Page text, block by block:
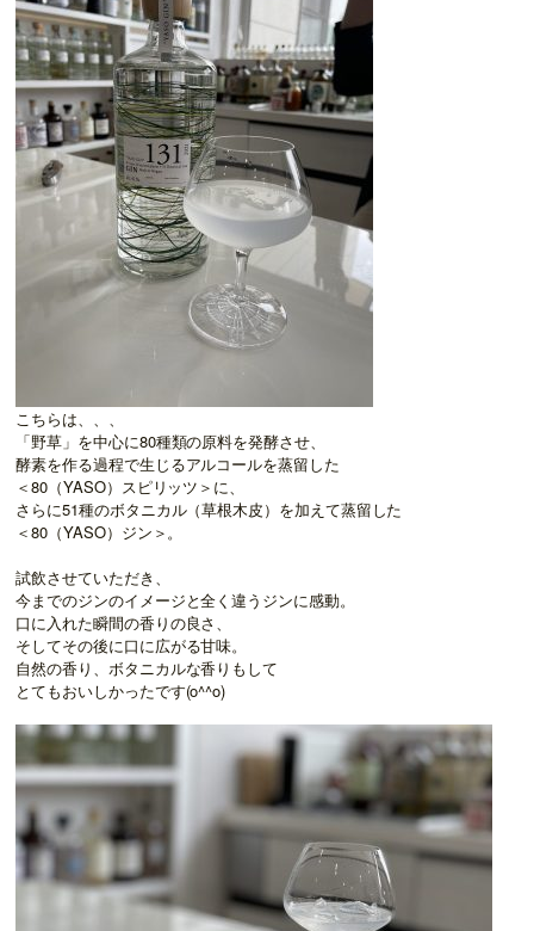
こちらは、、、
「野草」を中心に80種類の原料を発酵させ、
酵素を作る過程で生じるアルコールを蒸留した
＜80（YASO）スピリッツ＞に、
さらに51種のボタニカル（草根木皮）を加えて蒸留した
＜80（YASO）ジン＞。
試飲させていただき、
今までのジンのイメージと全く違うジンに感動。
口に入れた瞬間の香りの良さ、
そしてその後に口に広がる甘味。
自然の香り、ボタニカルな香りもして
とてもおいしかったです(o^^o)